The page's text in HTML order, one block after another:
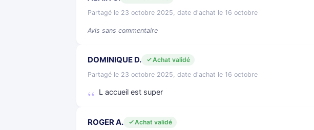
Partagé le 23 octobre 2025, date d'achat le 16 octobre
Avis sans commentaire
DOMINIQUE D.
Achat validé
Partagé le 23 octobre 2025, date d'achat le 16 octobre
L accueil est super
ROGER A.
Achat validé